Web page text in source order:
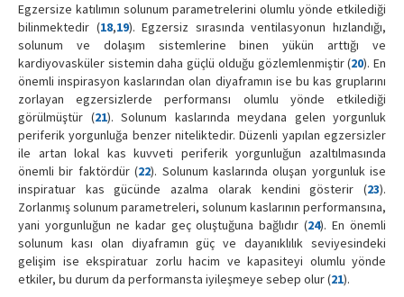
Egzersize katılımın solunum parametrelerini olumlu yönde etkilediği
bilinmektedir (18,19). Egzersiz sırasında ventilasyonun hızlandığı,
solunum ve dolaşım sistemlerine binen yükün arttığı ve
kardiyovasküler sistemin daha güçlü olduğu gözlemlenmiştir (20). En
önemli inspirasyon kaslarından olan diyaframın ise bu kas gruplarını
zorlayan egzersizlerde performansı olumlu yönde etkilediği
görülmüştür (21). Solunum kaslarında meydana gelen yorgunluk
periferik yorgunluğa benzer niteliktedir. Düzenli yapılan egzersizler
ile artan lokal kas kuvveti periferik yorgunluğun azaltılmasında
önemli bir faktördür (22). Solunum kaslarında oluşan yorgunluk ise
inspiratuar kas gücünde azalma olarak kendini gösterir (23).
Zorlanmış solunum parametreleri, solunum kaslarının performansına,
yani yorgunluğun ne kadar geç oluştuğuna bağlıdır (24). En önemli
solunum kası olan diyaframın güç ve dayanıklılık seviyesindeki
gelişim ise ekspiratuar zorlu hacim ve kapasiteyi olumlu yönde
etkiler, bu durum da performansta iyileşmeye sebep olur (21).